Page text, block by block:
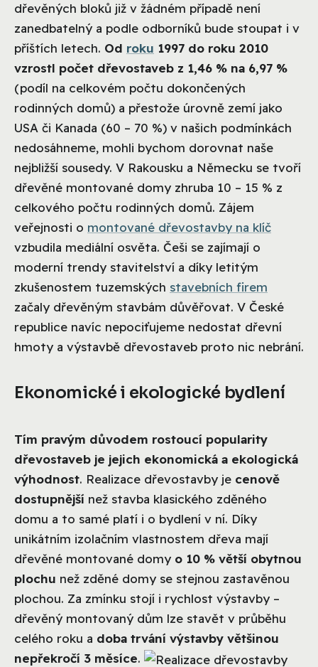
dřevěných bloků již v žádném případě není
zanedbatelný a podle odborníků bude stoupat i v
příštích letech. Od roku 1997 do roku 2010
vzrostl počet dřevostaveb z 1,46 % na 6,97 %
(podíl na celkovém počtu dokončených
rodinných domů) a přestože úrovně zemí jako
USA či Kanada (60 – 70 %) v našich podmínkách
nedosáhneme, mohli bychom dorovnat naše
nejbližší sousedy. V Rakousku a Německu se tvoří
dřevěné montované domy zhruba 10 – 15 % z
celkového počtu rodinných domů. Zájem
veřejnosti o montované dřevostavby na klíč
vzbudila mediální osvěta. Češi se zajímají o
moderní trendy stavitelství a díky letitým
zkušenostem tuzemských stavebních firem
začaly dřevěným stavbám důvěřovat. V České
republice navíc nepociťujeme nedostat dřevní
hmoty a výstavbě dřevostaveb proto nic nebrání.
Ekonomické i ekologické bydlení
Tím pravým důvodem rostoucí popularity
dřevostaveb je jejich ekonomická a ekologická
výhodnost. Realizace dřevostavby je cenově
dostupnější než stavba klasického zděného
domu a to samé platí i o bydlení v ní. Díky
unikátním izolačním vlastnostem dřeva mají
dřevěné montované domy o 10 % větší obytnou
plochu než zděné domy se stejnou zastavěnou
plochou. Za zmínku stojí i rychlost výstavby –
dřevěný montovaný dům lze stavět v průběhu
celého roku a doba trvání výstavby většinou
nepřekročí 3 měsíce.